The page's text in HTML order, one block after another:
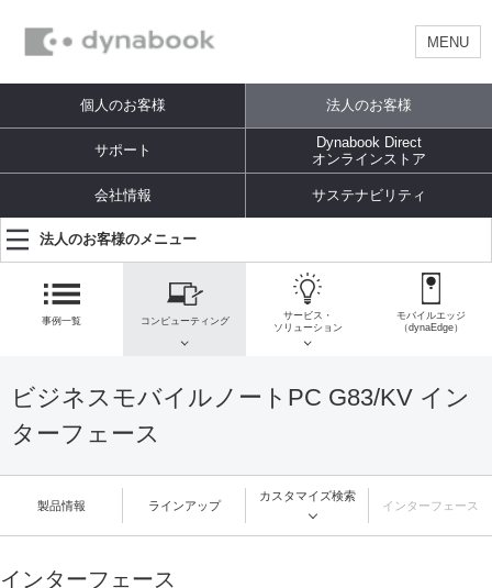
MENU
個人のお客様 法人のお客様
サポート
Dynabook Direct
オンラインストア
会社情報 サステナビリティ
法人のお客様のメニュー
事例一覧 コンピューティング
サービス・
ソリューション
モバイルエッジ
（dynaEdge）
ビジネスモバイルノートPC G83/KV イン
ターフェース
製品情報 ラインアップ
カスタマイズ検索
インターフェース
インターフェース